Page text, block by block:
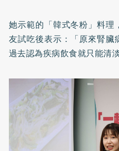
她示範的「韓式冬粉」料理
友試吃後表示：「原來腎
過去認為疾病飲食就只能清